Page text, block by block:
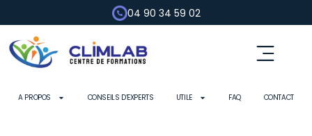
04 90 34 59 02
A PROPOS CONSEILS D’EXPERTS UTILE FAQ CONTACT